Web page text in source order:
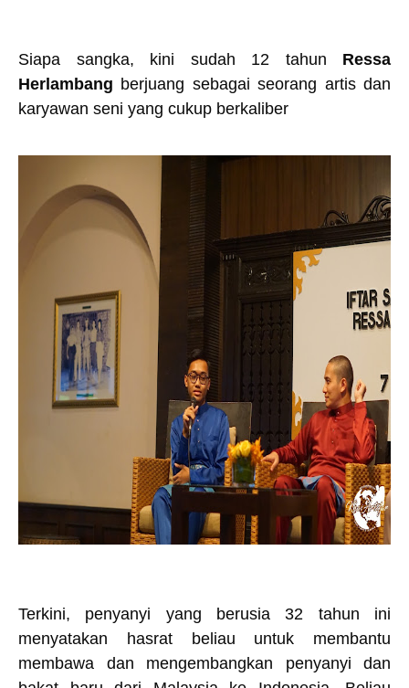
Siapa sangka, kini sudah 12 tahun Ressa
Herlambang berjuang sebagai seorang artis dan
karyawan seni yang cukup berkaliber
Terkini, penyanyi yang berusia 32 tahun ini
menyatakan hasrat beliau untuk membantu
membawa dan mengembangkan penyanyi dan